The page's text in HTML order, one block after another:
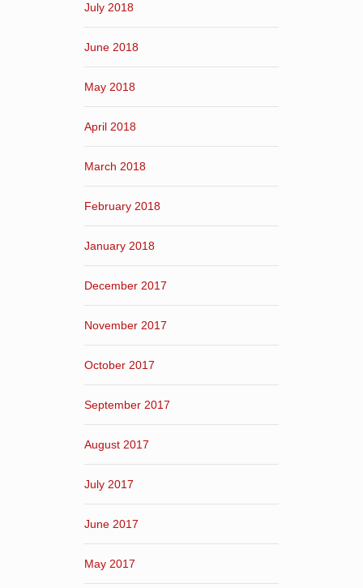
July 2018
June 2018
May 2018
April 2018
March 2018
February 2018
January 2018
December 2017
November 2017
October 2017
September 2017
August 2017
July 2017
June 2017
May 2017